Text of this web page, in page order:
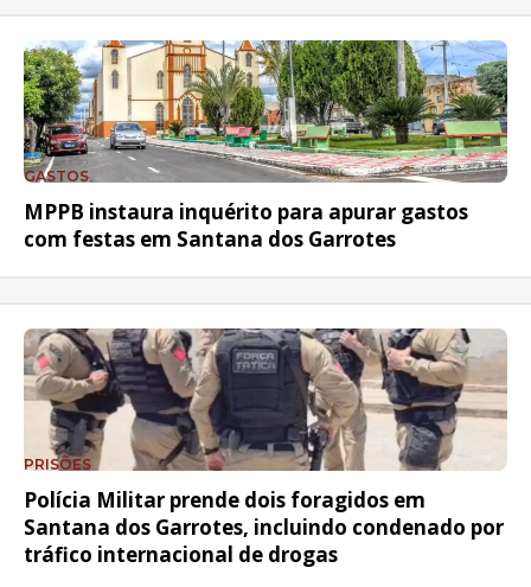
GASTOS
MPPB instaura inquérito para apurar gastos
com festas em Santana dos Garrotes
PRISÕES
Polícia Militar prende dois foragidos em
Santana dos Garrotes, incluindo condenado por
tráfico internacional de drogas